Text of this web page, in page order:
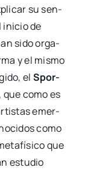
su sen­
ini­cio de
sido orga­
y el mis­mo
el Spor­
que como es
emer­
como
que
estu­dio